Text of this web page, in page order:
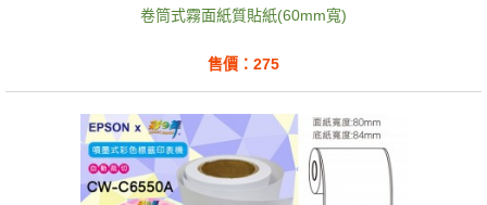
卷筒式霧面紙質貼紙(60mm寬)
售價：275